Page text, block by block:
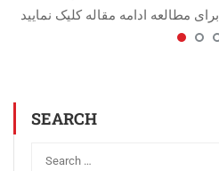
برای مطالعه ادامه مقاله کلیک نمایید
SEARCH